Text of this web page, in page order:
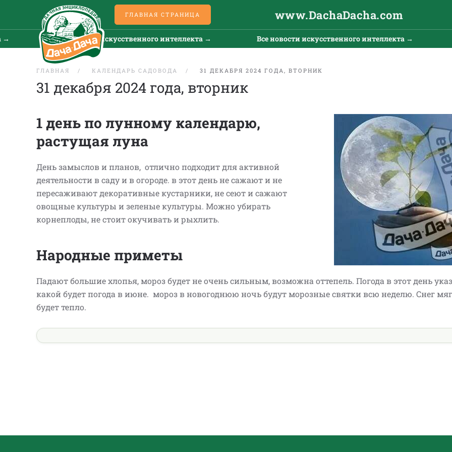
ГЛАВНАЯ СТРАНИЦА www.DachaDacha.com
Все новости искусственного интеллекта → Все новости искусственного интеллекта →
ГЛАВНАЯ КАЛЕНДАРЬ САДОВОДА 31 ДЕКАБРЯ 2024 ГОДА, ВТОРНИК
31 декабря 2024 года, вторник
1 день по лунному календарю,
растущая луна
День замыслов и планов, отлично подходит для активной
деятельности в саду и в огороде. в этот день не сажают и не
пересаживают декоративные кустарники, не сеют и сажают
овощные культуры и зеленые культуры. Можно убирать
корнеплоды, не стоит окучивать и рыхлить.
Народные приметы
Падают большие хлопья, мороз будет не очень сильным, возможна оттепель. Погода в этот день
какой будет погода в июне. мороз в новогоднюю ночь будут морозные святки всю неделю. Снег
будет тепло.